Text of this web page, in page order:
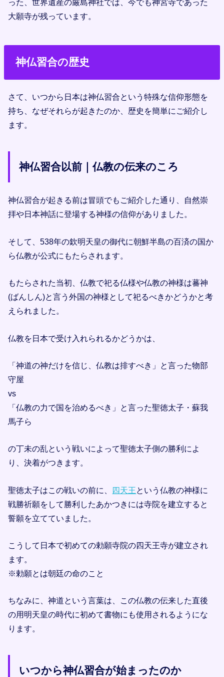
った、世界遺産の厳島神社では、今でも神宮寺であった
大願寺が残っています。
神仏習合の歴史
さて、いつから日本は神仏習合という特殊な信仰形態を
持ち、なぜそれらが起きたのか、歴史を簡単にご紹介し
ます。
神仏習合以前｜仏教の伝来のころ
神仏習合が起きる前は冒頭でもご紹介した通り、自然崇
拝や日本神話に登場する神様の信仰がありました。
そして、538年の欽明天皇の御代に朝鮮半島の百済の国か
ら仏教が公式にもたらされます。
もたらされた当初、仏教で祀る仏様や仏教の神様は蕃神
(ばんしん)と言う外国の神様として祀るべきかどうかと考
えられました。
仏教を日本で受け入れられるかどうかは、
「神道の神だけを信じ、仏教は排すべき」と言った物部
守屋
vs
「仏教の力で国を治めるべき」と言った聖徳太子・蘇我
馬子ら
の丁未の乱という戦いによって聖徳太子側の勝利によ
り、決着がつきます。
聖徳太子はこの戦いの前に、 四天王 という仏教の神様に
戦勝祈願をして勝利したあかつきには寺院を建立すると
誓願を立てていました。
こうして日本で初めての勅願寺院の四天王寺が建立され
ます。
※勅願とは朝廷の命のこと
ちなみに、神道という言葉は、この仏教の伝来した直後
の用明天皇の時代に初めて書物にも使用されるようにな
ります。
いつから神仏習合が始まったのか